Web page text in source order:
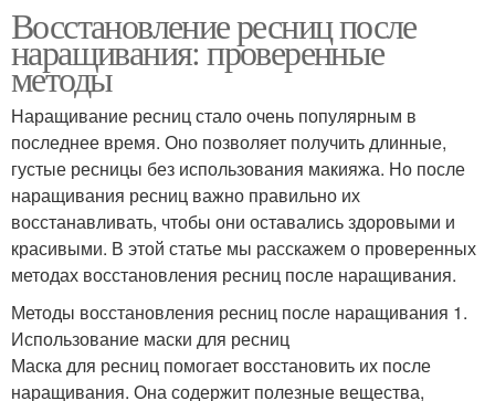
Восстановление ресниц после
наращивания: проверенные
методы
Наращивание ресниц стало очень популярным в
последнее время. Оно позволяет получить длинные,
густые ресницы без использования макияжа. Но после
наращивания ресниц важно правильно их
восстанавливать, чтобы они оставались здоровыми и
красивыми. В этой статье мы расскажем о проверенных
методах восстановления ресниц после наращивания.
Методы восстановления ресниц после наращивания 1.
Использование маски для ресниц
Маска для ресниц помогает восстановить их после
наращивания. Она содержит полезные вещества,